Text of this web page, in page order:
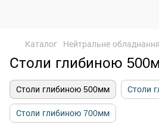
Каталог Нейтральне
Столи глибиною
Столи глибиною 500мм Столи
Столи глибиною 700мм